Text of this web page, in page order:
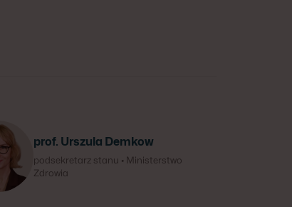
prof. Urszula Demkow
podsekretarz stanu • Ministerstwo
Zdrowia